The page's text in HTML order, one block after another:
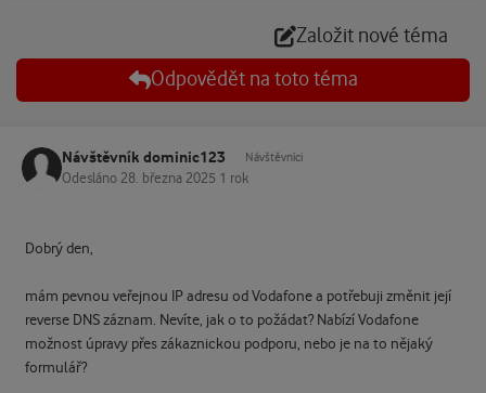
Založit nové téma
Odpovědět na toto téma
Návštěvník dominic123 Návštěvníci
Odesláno 28. března 2025 1 rok
Dobrý den,
mám pevnou veřejnou IP adresu od Vodafone a potřebuji změnit její
reverse DNS záznam. Nevíte, jak o to požádat? Nabízí Vodafone
možnost úpravy přes zákaznickou podporu, nebo je na to nějaký
formulář?